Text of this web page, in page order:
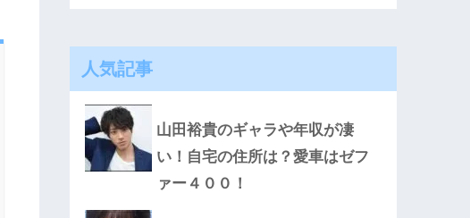
人気記事
山田裕貴のギャラや年収が凄
い！自宅の住所は？愛車はゼフ
ァー４００！